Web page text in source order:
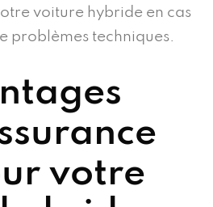
voiture hybride en cas
problèmes techniques.
votre